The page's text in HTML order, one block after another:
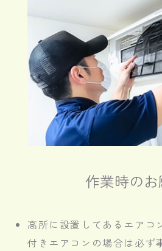
作業時の
高所に設置してあるエアコ
付きエアコンの場合は必ず